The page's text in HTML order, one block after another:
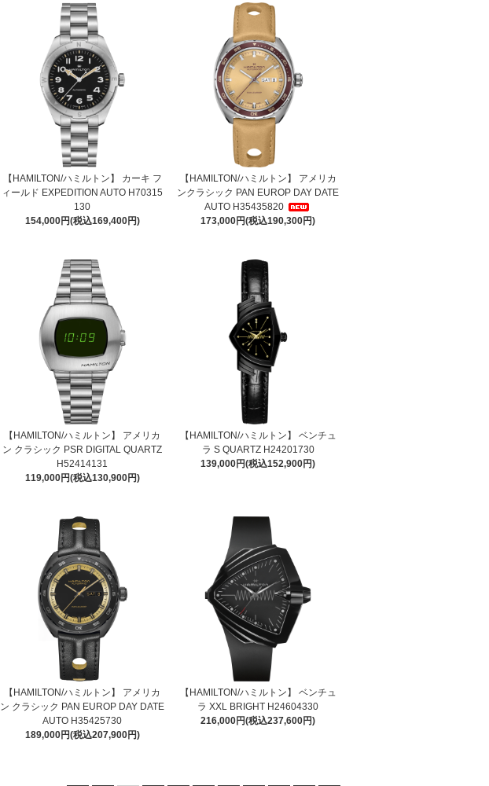
【HAMILTON/ハミルトン】 カーキ フ
ィールド EXPEDITION AUTO H70315
130
154,000円(税込169,400円)
【HAMILTON/ハミルトン】 アメリカ
ンクラシック PAN EUROP DAY DATE
AUTO H35435820
173,000円(税込190,300円)
【HAMILTON/ハミルトン】 アメリカ
ン クラシック PSR DIGITAL QUARTZ
H52414131
119,000円(税込130,900円)
【HAMILTON/ハミルトン】 ベンチュ
ラ S QUARTZ H24201730
139,000円(税込152,900円)
【HAMILTON/ハミルトン】 アメリカ
ン クラシック PAN EUROP DAY DATE
AUTO H35425730
189,000円(税込207,900円)
【HAMILTON/ハミルトン】 ベンチュ
ラ XXL BRIGHT H24604330
216,000円(税込237,600円)